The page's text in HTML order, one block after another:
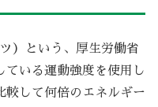
）という、厚生労働省
ている運動強度を使用し
較して何倍のエネルギー